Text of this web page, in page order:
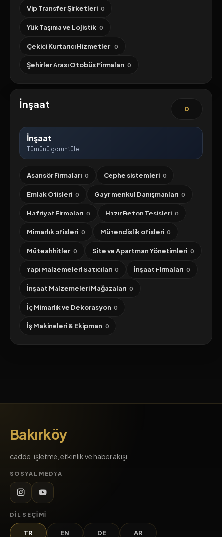
Vip Transfer Şirketleri 0
Yük Taşıma ve Lojistik 0
Çekici Kurtarıcı Hizmetleri 0
Şehirler Arası Otobüs Firmaları 0
İnşaat 0
İnşaat
Tümünü görüntüle
Asansör Firmaları 0 Cephe sistemleri 0
Emlak Ofisleri 0 Gayrimenkul Danışmanları 0
Hafriyat Firmaları 0 Hazır Beton Tesisleri 0
Mimarlık ofisleri 0 Mühendislik ofisleri 0
Müteahhitler 0 Site ve Apartman Yönetimleri 0
Yapı Malzemeleri Satıcıları 0 İnşaat Firmaları 0
İnşaat Malzemeleri Mağazaları 0
İç Mimarlık ve Dekorasyon 0
İş Makineleri & Ekipman 0
Bakırköy
cadde, işletme, etkinlik ve haber akışı
SOSYAL MEDYA
DIL SEÇIMI
TR EN DE AR